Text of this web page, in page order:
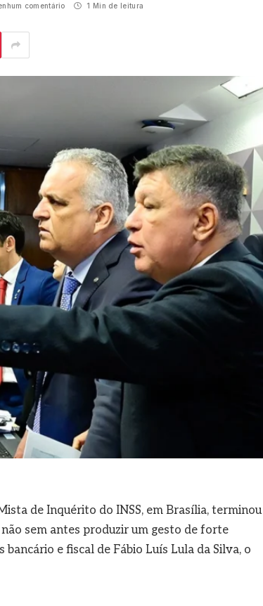
comentário 1 Min de leitura
de Inquérito do INSS, em Brasília, terminou
sem antes produzir um gesto de forte
e fiscal de Fábio Luís Lula da Silva, o